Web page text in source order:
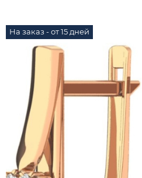
На заказ - от 15 дней